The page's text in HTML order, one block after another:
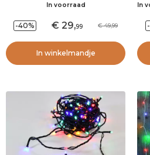
In voorraad
-40% 29,99 49,99
In winkelmandje
In